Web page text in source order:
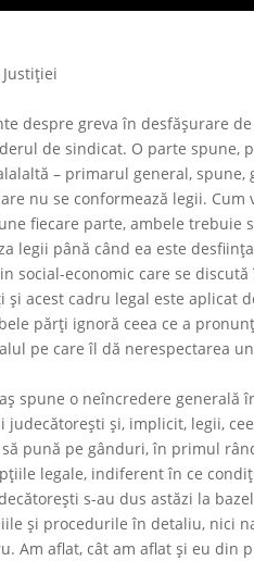
despre greva în desfăşurare
de sindicat. O parte
– primarul general,
nu se conformează legii.
fiecare parte, ambele trebuie
legii până când ea este
social-economic care se
acest cadru legal este aplicat
părţi ignoră ceea ce a
pe care îl dă nerespectarea
spune o neîncredere
şi, implicit, legii,
pună pe gânduri, în primul
legale, indiferent în ce
s-au dus astăzi la
şi procedurile în detaliu, nici
Am aflat, cât am aflat şi eu din